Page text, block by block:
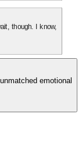
though. I know,
emotional